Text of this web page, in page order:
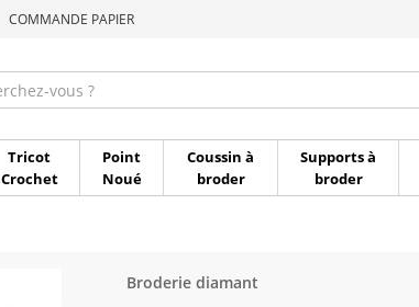
COMMANDE PAPIER
Tricot
Crochet
Point
Noué
Coussin à
broder
Supports à
broder
Broderie diamant